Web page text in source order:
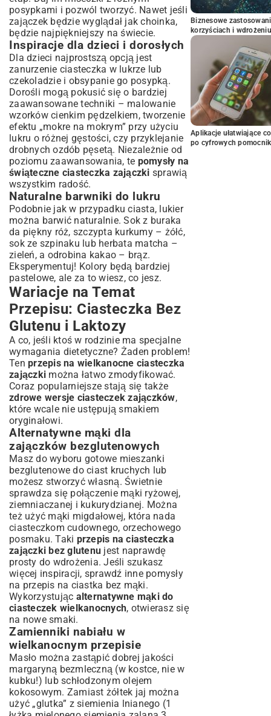
posypkami i pozwól tworzyć. Nawet jeśli
zajączek będzie wyglądał jak choinka,
będzie najpiękniejszy na świecie.
Inspiracje dla dzieci i dorosłych
Dla dzieci najprostszą opcją jest
zanurzenie ciasteczka w lukrze lub
czekoladzie i obsypanie go posypką.
Dorośli mogą pokusić się o bardziej
zaawansowane techniki – malowanie
wzorków cienkim pędzelkiem, tworzenie
efektu „mokre na mokrym” przy użyciu
lukru o różnej gęstości, czy przyklejanie
drobnych ozdób pęsetą. Niezależnie od
poziomu zaawansowania, te pomysły na
świąteczne ciasteczka zajączki sprawią
wszystkim radość.
Naturalne barwniki do lukru
Podobnie jak w przypadku ciasta, lukier
można barwić naturalnie. Sok z buraka
da piękny róż, szczypta kurkumy – żółć,
sok ze szpinaku lub herbata matcha –
zieleń, a odrobina kakao – brąz.
Eksperymentuj! Kolory będą bardziej
pastelowe, ale za to wiesz, co jesz.
Wariacje na Temat
Przepisu: Ciasteczka Bez
Glutenu i Laktozy
A co, jeśli ktoś w rodzinie ma specjalne
wymagania dietetyczne? Żaden problem!
Ten przepis na wielkanocne ciasteczka
zajączki można łatwo zmodyfikować.
Coraz popularniejsze stają się także
zdrowe wersje ciasteczek zajączków,
które wcale nie ustępują smakiem
oryginałowi.
Alternatywne mąki dla
zajączków bezglutenowych
Masz do wyboru gotowe mieszanki
bezglutenowe do ciast kruchych lub
możesz stworzyć własną. Świetnie
sprawdza się połączenie mąki ryżowej,
ziemniaczanej i kukurydzianej. Można
też użyć mąki migdałowej, która nada
ciasteczkom cudownego, orzechowego
posmaku. Taki przepis na ciasteczka
zajączki bez glutenu jest naprawdę
prosty do wdrożenia. Jeśli szukasz
więcej inspiracji, sprawdź inne pomysły
na przepis na ciastka bez mąki.
Wykorzystując alternatywne mąki do
ciasteczek wielkanocnych, otwierasz się
na nowe smaki.
Zamienniki nabiału w
wielkanocnym przepisie
Masło można zastąpić dobrej jakości
margaryną bezmleczną (w kostce, nie w
kubku!) lub schłodzonym olejem
kokosowym. Zamiast żółtek jaj można
użyć „glutka” z siemienia lnianego (1
Biznesowe
korzyściach i wdrożeniu
Aplikacje ułatwiające
po cyfrowych